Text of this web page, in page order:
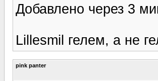
Добавлено через 3
Lillesmil гелем, а не
pink panter